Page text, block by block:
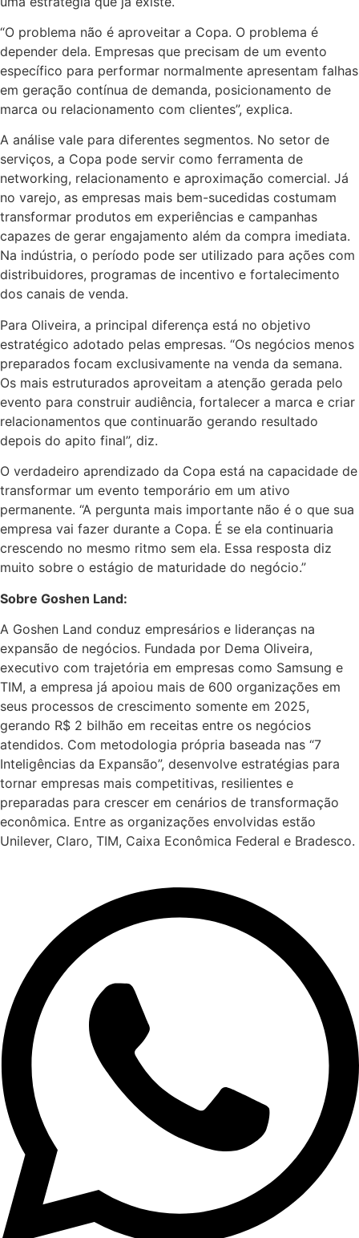
“O problema não é aproveitar a Copa. O problema é
depender dela. Empresas que precisam de um evento
específico para performar normalmente apresentam falhas
em geração contínua de demanda, posicionamento de
marca ou relacionamento com clientes”, explica.
A análise vale para diferentes segmentos. No setor de
serviços, a Copa pode servir como ferramenta de
networking, relacionamento e aproximação comercial. Já
no varejo, as empresas mais bem-sucedidas costumam
transformar produtos em experiências e campanhas
capazes de gerar engajamento além da compra imediata.
Na indústria, o período pode ser utilizado para ações com
distribuidores, programas de incentivo e fortalecimento
dos canais de venda.
Para Oliveira, a principal diferença está no objetivo
estratégico adotado pelas empresas. “Os negócios menos
preparados focam exclusivamente na venda da semana.
Os mais estruturados aproveitam a atenção gerada pelo
evento para construir audiência, fortalecer a marca e criar
relacionamentos que continuarão gerando resultado
depois do apito final”, diz.
O verdadeiro aprendizado da Copa está na capacidade de
transformar um evento temporário em um ativo
permanente. “A pergunta mais importante não é o que sua
empresa vai fazer durante a Copa. É se ela continuaria
crescendo no mesmo ritmo sem ela. Essa resposta diz
muito sobre o estágio de maturidade do negócio.”
Sobre Goshen Land:
A Goshen Land conduz empresários e lideranças na
expansão de negócios. Fundada por Dema Oliveira,
executivo com trajetória em empresas como Samsung e
TIM, a empresa já apoiou mais de 600 organizações em
seus processos de crescimento somente em 2025,
gerando R$ 2 bilhão em receitas entre os negócios
atendidos. Com metodologia própria baseada nas “7
Inteligências da Expansão”, desenvolve estratégias para
tornar empresas mais competitivas, resilientes e
preparadas para crescer em cenários de transformação
econômica. Entre as organizações envolvidas estão
Unilever, Claro, TIM, Caixa Econômica Federal e Bradesco.